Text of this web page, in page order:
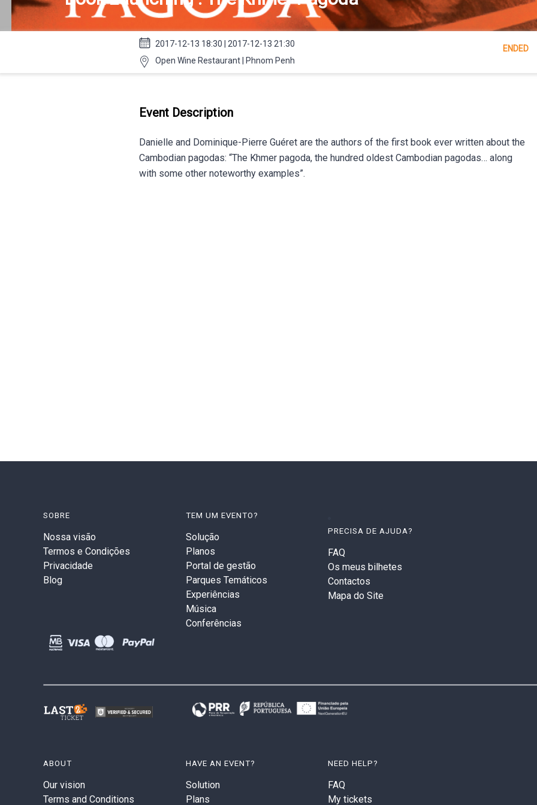
2017-12-13 18:30 | 2017-12-13 21:30
Open Wine Restaurant | Phnom Penh
ENDED
Event Description
Danielle and Dominique-Pierre Guéret are the authors of the first book ever written about the
Cambodian pagodas: “The Khmer pagoda, the hundred oldest Cambodian pagodas… along
with some other noteworthy examples”.
SOBRE
Nossa visão
Termos e Condições
Privacidade
Blog
TEM UM EVENTO?
Solução
Planos
Portal de gestão
Parques Temáticos
Experiências
Música
Conferências
PRECISA DE AJUDA?
FAQ
Os meus bilhetes
Contactos
Mapa do Site
ABOUT
Our vision
Terms and Conditions
HAVE AN EVENT?
Solution
Plans
NEED HELP?
FAQ
My tickets